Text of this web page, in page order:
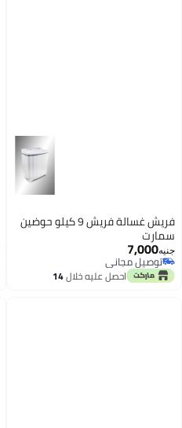
فريش غسالة فريش 9 كيلو حوضين
سمارت
جنيه7,000
توصيل مجاني
توصيل مجانياحصل عليه خلال14